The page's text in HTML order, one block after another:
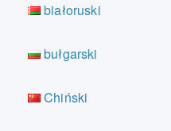
białoruski
bułgarski
Chiński